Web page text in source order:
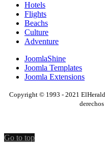
Hotels
Flights
Beachs
Culture
Adventure
JoomlaShine
Joomla Templates
Joomla Extensions
Copyright © 1993 - 2021
Go to top